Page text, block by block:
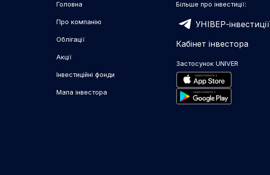
Головна
Про компанію
Облігації
Акції
Інвестиційні фонди
Мапа інвестора
Більше про інвестиції:
УНІВЕР-інвестиції
Кабінет інвестора
Застосунок UNIVER